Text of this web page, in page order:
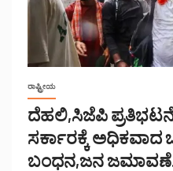
ರಾಷ್ಟ್ರೀಯ
ದೆಹಲಿ,ಸಿಜೆಪಿ
ಸರ್ಕಾರಕ್ಕೆ ಅಧಿಕವಾದ
ಬಂಧನ,ಜನ